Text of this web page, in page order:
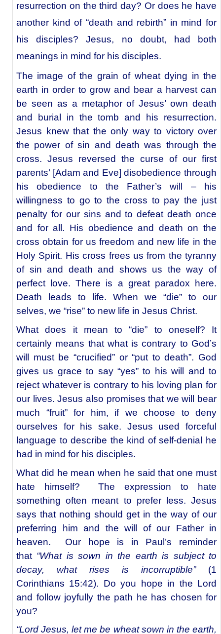
resurrection on the third day? Or does he have
another kind of “death and rebirth” in mind for
his disciples? Jesus, no doubt, had both
meanings in mind for his disciples.
The image of the grain of wheat dying in the
earth in order to grow and bear a harvest can
be seen as a metaphor of Jesus’ own death
and burial in the tomb and his resurrection.
Jesus knew that the only way to victory over
the power of sin and death was through the
cross. Jesus reversed the curse of our first
parents’ [Adam and Eve] disobedience through
his obedience to the Father’s will – his
willingness to go to the cross to pay the just
penalty for our sins and to defeat death once
and for all. His obedience and death on the
cross obtain for us freedom and new life in the
Holy Spirit. His cross frees us from the tyranny
of sin and death and shows us the way of
perfect love. There is a great paradox here.
Death leads to life. When we “die” to our
selves, we “rise” to new life in Jesus Christ.
What does it mean to “die” to oneself? It
certainly means that what is contrary to God’s
will must be “crucified” or “put to death”. God
gives us grace to say “yes” to his will and to
reject whatever is contrary to his loving plan for
our lives. Jesus also promises that we will bear
much “fruit” for him, if we choose to deny
ourselves for his sake. Jesus used forceful
language to describe the kind of self-denial he
had in mind for his disciples.
What did he mean when he said that one must
hate himself? The expression to hate
something often meant to prefer less. Jesus
says that nothing should get in the way of our
preferring him and the will of our Father in
heaven. Our hope is in Paul’s reminder
that “What is sown in the earth is subject to
decay, what rises is incorruptible” (1
Corinthians 15:42). Do you hope in the Lord
and follow joyfully the path he has chosen for
you?
“Lord Jesus, let me be wheat sown in the earth,